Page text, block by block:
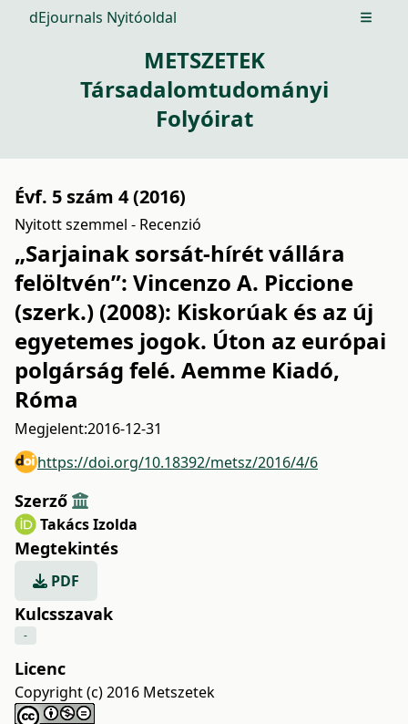
dEjournals Nyitóoldal Open
METSZETEK
Társadalomtudományi
Folyóirat
Évf. 5 szám 4 (2016)
Nyitott szemmel - Recenzió
„Sarjainak sorsát-hírét vállára
felöltvén”: Vincenzo A. Piccione
(szerk.) (2008): Kiskorúak és az új
egyetemes jogok. Úton az európai
polgárság felé. Aemme Kiadó,
Róma
Megjelent:2016-12-31
https://doi.org/10.18392/metsz/2016/4/6
Szerző
Takács Izolda
Megtekintés
PDF
Kulcsszavak
-
Licenc
Copyright (c) 2016 Metszetek